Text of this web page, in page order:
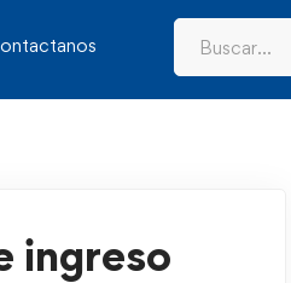
ingreso